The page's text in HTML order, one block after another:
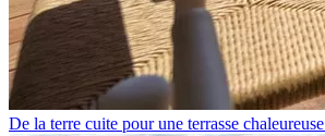
De la terre cuite pour une terrasse chaleureuse